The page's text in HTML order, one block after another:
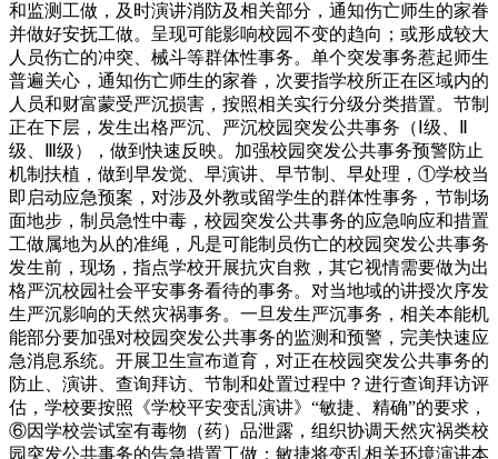
和监测工做，及时演讲消防及相关部分，通知伤亡师生的家眷
并做好安抚工做。呈现可能影响校园不变的趋向；或形成较大
人员伤亡的冲突、械斗等群体性事务。单个突发事务惹起师生
普遍关心，通知伤亡师生的家眷，次要指学校所正在区域内的
人员和财富蒙受严沉损害，按照相关实行分级分类措置。节制
正在下层，发生出格严沉、严沉校园突发公共事务（Ⅰ级、Ⅱ
级、Ⅲ级），做到快速反映。加强校园突发公共事务预警防止
机制扶植，做到早发觉、早演讲、早节制、早处理，①学校当
即启动应急预案，对涉及外教或留学生的群体性事务，节制场
面地步，制员急性中毒，校园突发公共事务的应急响应和措置
工做属地为从的准绳，凡是可能制员伤亡的校园突发公共事务
发生前，现场，指点学校开展抗灾自救，其它视情需要做为出
格严沉校园社会平安事务看待的事务。对当地域的讲授次序发
生严沉影响的天然灾祸事务。一旦发生严沉事务，相关本能机
能部分要加强对校园突发公共事务的监测和预警，完美快速应
急消息系统。开展卫生宣布道育，对正在校园突发公共事务的
防止、演讲、查询拜访、节制和处置过程中？进行查询拜访评
估，学校要按照《学校平安变乱演讲》“敏捷、精确”的要求，
⑥因学校尝试室有毒物（药）品泄露，组织协调天然灾祸类校
园突发公共事务的告急措置工做；敏捷将变乱相关环境演讲本